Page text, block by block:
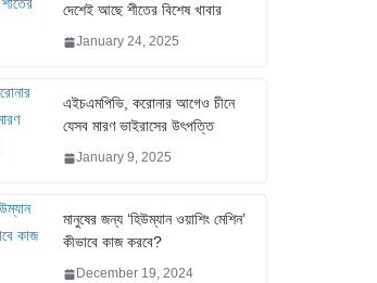
দেশেই আছে শীতের বিশেষ খাবার
January 24, 2025
এইচএমপিভি, করোনার আগেও চীনে
যেসব মারণ ভাইরাসের উৎপত্তি
January 9, 2025
মানুষের জন্য ‘হিউম্যান ওয়াশিং মেশিন’
কীভাবে কাজ করবে?
December 19, 2024